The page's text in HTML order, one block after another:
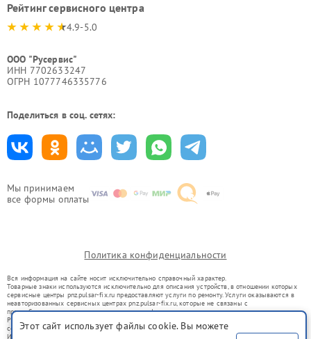
Мы принимаем
все формы оплаты
Рейтинг сервисного центра
4.9-5.0
ООО "Русервис"
ИНН 7702633247
ОГРН 1077746335776
Поделиться в соц. сетях:
Политика конфиденциальности
Вся информация на сайте носит исключительно справочный характер.
Товарные знаки используются исключительно для описания устройств, в отношении которых
сервисные центры pnz.pulsar-fix.ru предоставляют услуги по ремонту. Услуги оказываются в
неавторизованных сервисных центрах pnz.pulsar-fix.ru, которые не связаны с
правообладателями товарных знаков или их официальными представителями.
Ремонт осуществляется для устройств, уже введенных в гражданский оборот в соответствии
со статьей 1487 ГК РФ.
Использование товарных знаков не преследует цели индивидуализации услуг или введения
Этот сайт использует файлы cookie. Вы можете